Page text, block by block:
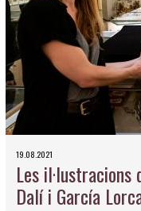
19.08.2021
Les il·lustracions
Dalí i García